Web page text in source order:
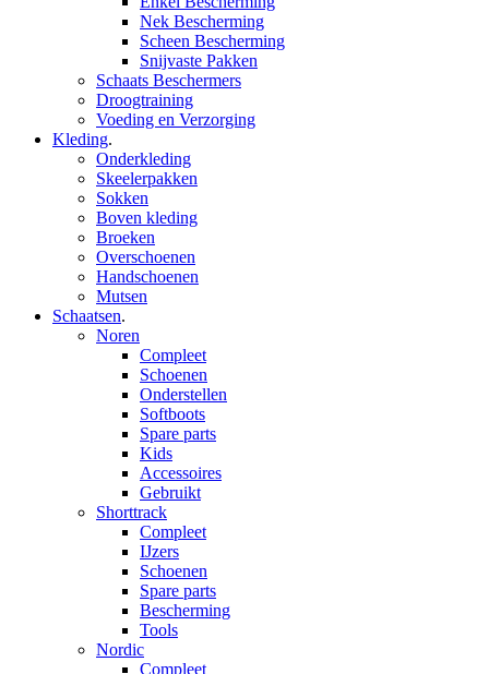
Nek Bescherming
Scheen Bescherming
Snijvaste Pakken
Schaats Beschermers
Droogtraining
Voeding en Verzorging
Kleding.
Onderkleding
Skeelerpakken
Sokken
Boven kleding
Broeken
Overschoenen
Handschoenen
Mutsen
Schaatsen.
Noren
Compleet
Schoenen
Onderstellen
Softboots
Spare parts
Kids
Accessoires
Gebruikt
Shorttrack
Compleet
IJzers
Schoenen
Spare parts
Bescherming
Tools
Nordic
Compleet